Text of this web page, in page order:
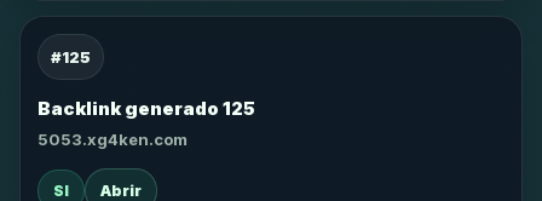
#125
Backlink generado 125
5053.xg4ken.com
SI Abrir